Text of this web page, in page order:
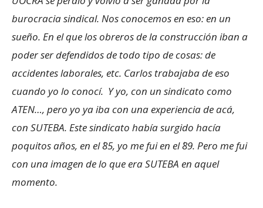
burocracia sindical. Nos conocemos en eso: en un
sueño. En el que los obreros de la construcción iban a
poder ser defendidos de todo tipo de cosas: de
accidentes laborales, etc. Carlos trabajaba de eso
cuando yo lo conocí. Y yo, con un sindicato como
ATEN…, pero yo ya iba con una experiencia de acá,
con SUTEBA. Este sindicato había surgido hacía
poquitos años, en el ´85, yo me fui en el ´89. Pero me fui
con una imagen de lo que era SUTEBA en aquel
momento.